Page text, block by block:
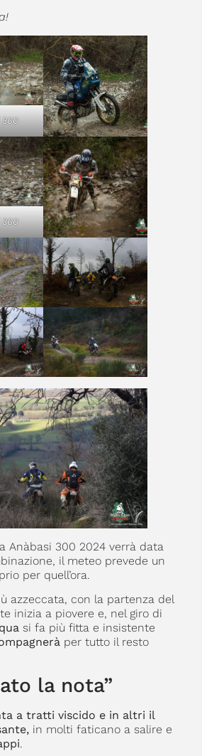
300
300
Anàbasi 300 2024 verrà data
il meteo prevede un
per quell’ora.
azzeccata, con la partenza del
inizia a piovere e, nel giro di
si fa più fitta e insistente
per tutto il resto
la nota”
a tratti viscido e in altri il
in molti faticano a salire e
.